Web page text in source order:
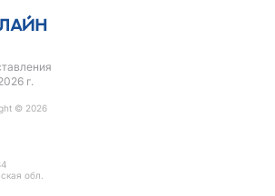
г.
© 2026
обл.
ПРОДОЛЖИТЬ ЗАПОЛНЕНИЕ